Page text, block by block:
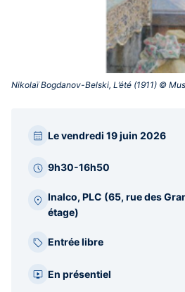
Nikolaï Bogdanov-Belski, L’été (1911) ©
Paragraphes
barreLe vendredi 19 juin 2026
9h30-16h50
Inalco, PLC (65, rue des
étage)
Entrée libre
En présentiel